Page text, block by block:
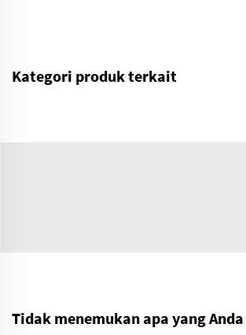
Kategori produk terkait
Tidak menemukan apa yang Anda